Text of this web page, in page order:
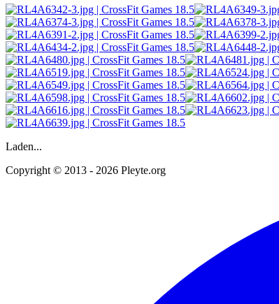
Laden...
Copyright © 2013 - 2026 Pleyte.org